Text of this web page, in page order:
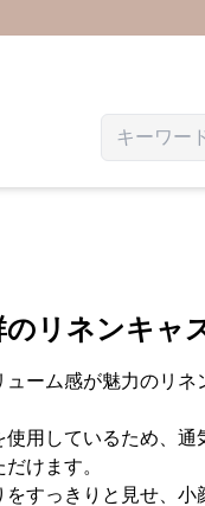
のリネンキャ
ューム感が魅力のリネ
使用しているため、通
けます。
すっきりと見せ、小